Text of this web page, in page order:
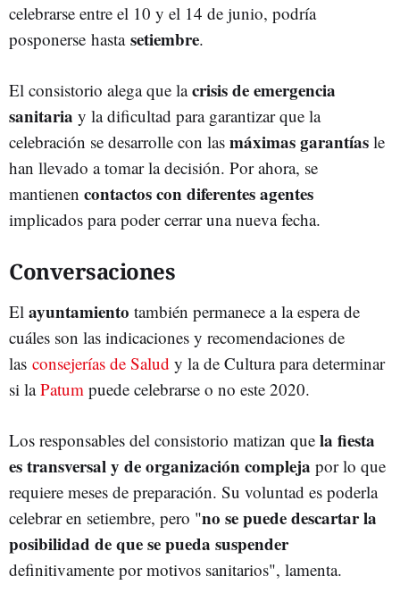
celebrarse entre el 10 y el 14 de junio, podría
posponerse hasta setiembre.
El consistorio alega que lacrisis de emergencia
sanitaria y la dificultad para garantizar que la
celebración se desarrolle con las máximas garantías le
han llevado a tomar la decisión. Por ahora, se
mantienen contactos con diferentes agentes
implicados para poder cerrar una nueva fecha.
Conversaciones
El ayuntamiento también permanece a la espera de
cuáles son las indicaciones y recomendaciones de
las consejerías de Salud y la de Cultura para determinar
si laPatum puede celebrarse o no este 2020.
Los responsables del consistorio matizan que la fiesta
es transversal y de organización compleja por lo que
requiere meses de preparación. Su voluntad es poderla
celebrar en setiembre, pero "no se puede descartar la
posibilidad de que se pueda suspender
definitivamente por motivos sanitarios", lamenta.